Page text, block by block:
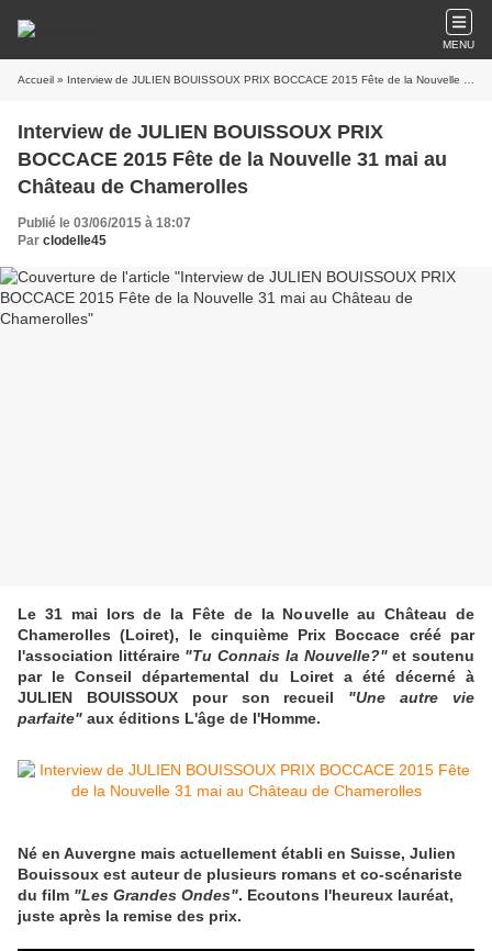
MENU
Accueil » Interview de JULIEN BOUISSOUX PRIX BOCCACE 2015 Fête de la Nouvelle 31 mai au Château de Chamerolles
Interview de JULIEN BOUISSOUX PRIX
BOCCACE 2015 Fête de la Nouvelle 31 mai au
Château de Chamerolles
Publié le 03/06/2015 à 18:07
Par clodelle45
Le 31 mai lors de la Fête de la Nouvelle au Château de
Chamerolles (Loiret), le cinquième Prix Boccace créé par
l'association littéraire "Tu Connais la Nouvelle?"et soutenu
par le Conseil départemental du Loiret a été décerné à
JULIEN BOUISSOUX pour son recueil "Une autre vie
parfaite" aux éditions L'âge de l'Homme.
Né en Auvergne mais actuellement établi en Suisse, Julien
Bouissoux est auteur de plusieurs romans et co-scénariste
du film "Les Grandes Ondes". Ecoutons l'heureux lauréat,
juste après la remise des prix.